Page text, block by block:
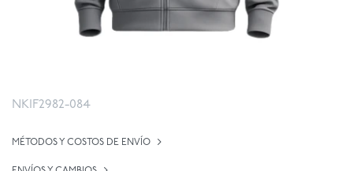
NKIF2982-084
MÉTODOS Y COSTOS DE ENVÍO